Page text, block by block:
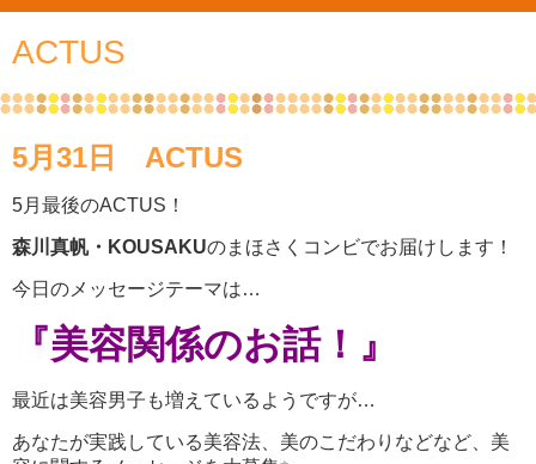
ACTUS
5月31日 ACTUS
5月最後のACTUS！
森川真帆・KOUSAKUのまほさくコンビでお届けします！
今日のメッセージテーマは…
『美容関係のお話！』
最近は美容男子も増えているようですが…
あなたが実践している美容法、美のこだわりなどなど、美